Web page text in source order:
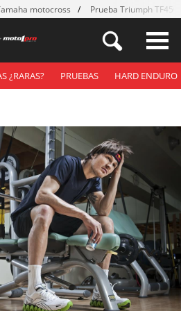
motocross Prueba Triumph
¿RARAS? PRUEBAS HARD ENDURO